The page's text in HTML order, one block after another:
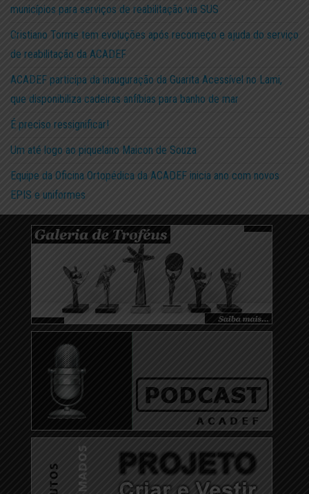
municípios para serviços de reabilitação via SUS
Cristiano Torme tem evoluções após recomeço e ajuda do serviço
de reabilitação da ACADEF
ACADEF participa da inauguração da Guarita Acessível no Lami,
que disponibiliza cadeiras anfíbias para banho de mar
É preciso ressignificar!
Um até logo ao piquelano Maicon de Souza
Equipe da Oficina Ortopédica da ACADEF inicia ano com novos
EPIS e uniformes